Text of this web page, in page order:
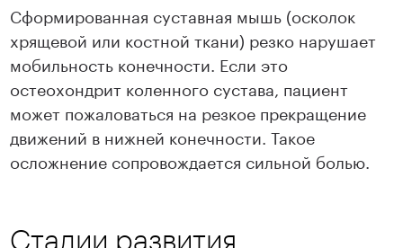
Сформированная суставная мышь (осколок
хрящевой или костной ткани) резко нарушает
мобильность конечности. Если это
остеохондрит коленного сустава, пациент
может пожаловаться на резкое прекращение
движений в нижней конечности. Такое
осложнение сопровождается сильной болью.
Стадии развития